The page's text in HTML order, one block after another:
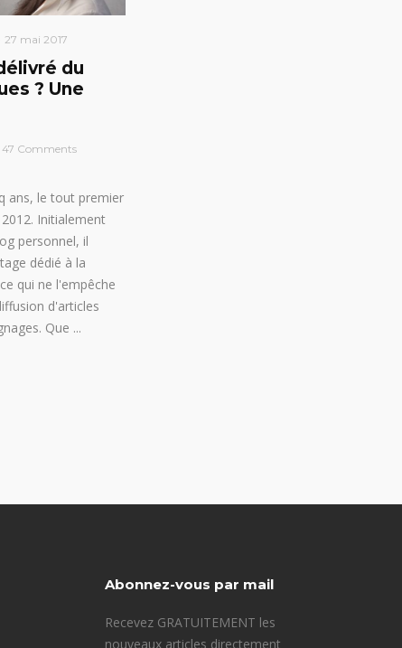
27 mai 2017
du
? Une
47 Comments
ans, le tout premier
Initialement
personnel, il
dédié à la
qui ne l'empêche
d'articles
Que
Abonnez-vous par mail
Recevez GRATUITEMENT les
nouveaux articles directement